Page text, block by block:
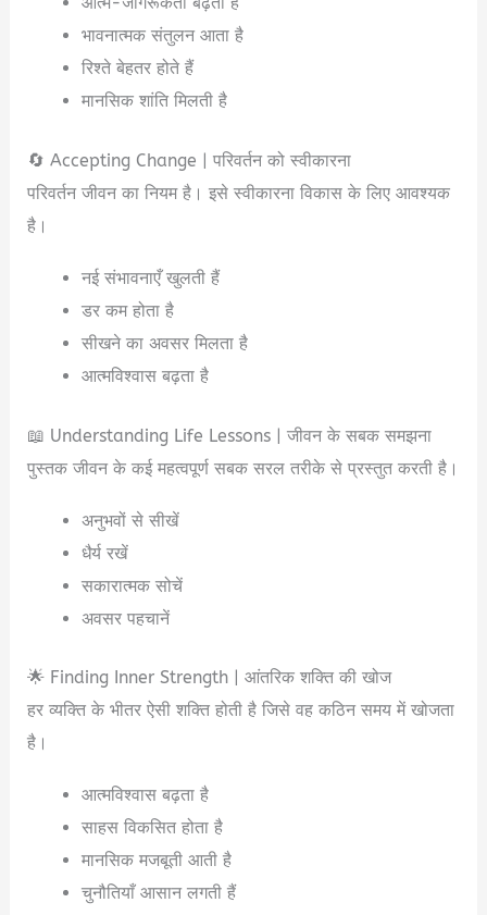
भावनात्मक संतुलन आता है
रिश्ते बेहतर होते हैं
मानसिक शांति मिलती है
🔄 Accepting Change | परिवर्तन को स्वीकारना
परिवर्तन जीवन का नियम है। इसे स्वीकारना विकास के लिए आवश्यक
है।
नई संभावनाएँ खुलती हैं
डर कम होता है
सीखने का अवसर मिलता है
आत्मविश्वास बढ़ता है
📖 Understanding Life Lessons | जीवन के सबक समझना
पुस्तक जीवन के कई महत्वपूर्ण सबक सरल तरीके से प्रस्तुत करती है।
अनुभवों से सीखें
धैर्य रखें
सकारात्मक सोचें
अवसर पहचानें
🌟 Finding Inner Strength | आंतरिक शक्ति की खोज
हर व्यक्ति के भीतर ऐसी शक्ति होती है जिसे वह कठिन समय में खोजता
है।
आत्मविश्वास बढ़ता है
साहस विकसित होता है
मानसिक मजबूती आती है
चुनौतियाँ आसान लगती हैं